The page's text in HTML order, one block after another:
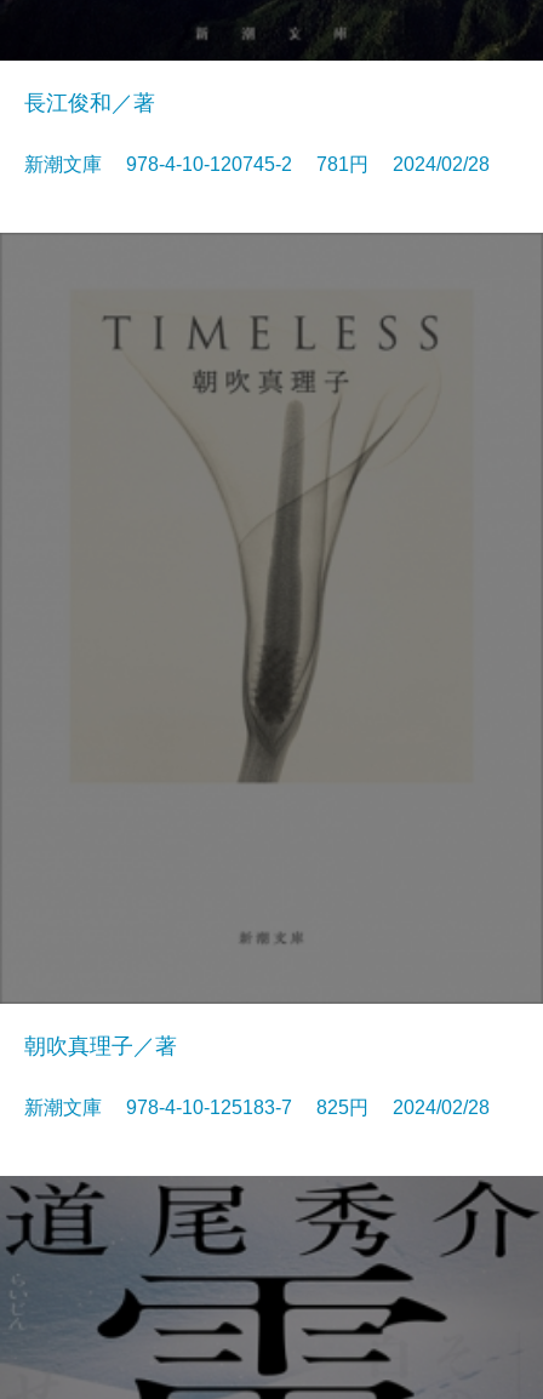
長江俊和／著
新潮文庫 978-4-10-120745-2 781円 2024/02/28
朝吹真理子／著
新潮文庫 978-4-10-125183-7 825円 2024/02/28